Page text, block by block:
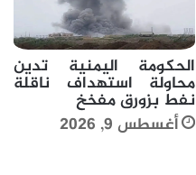
الحكومة اليمنية تدين
محاولة استهداف ناقلة
نفط بزورق مفخخ
أغسطس 9, 2026